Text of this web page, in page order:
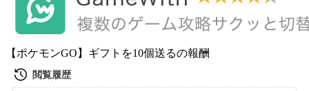
【ポケモンGO】ギフトを10個送るの報酬